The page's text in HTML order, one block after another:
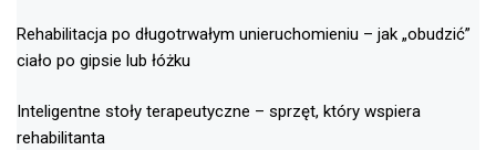
Rehabilitacja po długotrwałym unieruchomieniu – jak „obudzić”
ciało po gipsie lub łóżku
Inteligentne stoły terapeutyczne – sprzęt, który wspiera
rehabilitanta